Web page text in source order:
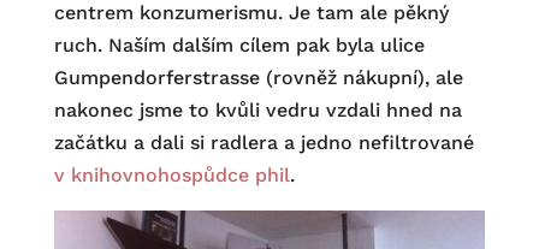
centrem konzumerismu. Je tam ale pěkný
ruch. Naším dalším cílem pak byla ulice
Gumpendorferstrasse (rovněž nákupní), ale
nakonec jsme to kvůli vedru vzdali hned na
začátku a dali si radlera a jedno nefiltrované
v knihovnohospůdce phil.